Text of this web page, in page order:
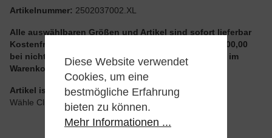
Artikelnummer: 2502037002.XL
Alle auswählbaren Größen und Artikel sind sofort lieferbar
Kostenfreier Versand ab einem Einkaufswert von € 100,00
bei nicht reduzierten Artikeln und ohne Aktionscode im
Warenkorb
Artikel ist wie angegeben im Store verfügbar
Wähle Click & Collect beim Checkout
Diese Website verwendet
Cookies, um eine
bestmögliche Erfahrung
bieten zu können.
Mehr Informationen ...